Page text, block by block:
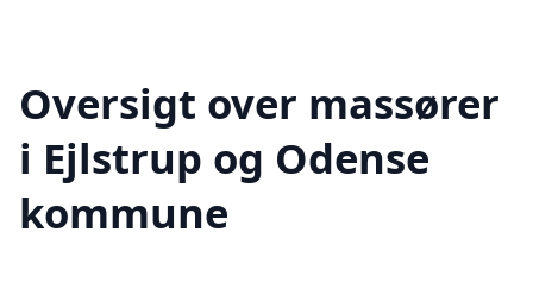
Oversigt over massører
i Ejlstrup og Odense
kommune